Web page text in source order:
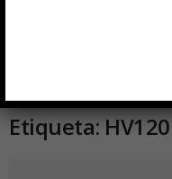
Etiqueta: HV120